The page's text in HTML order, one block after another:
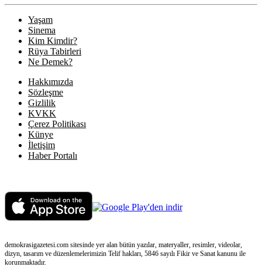
Yaşam
Sinema
Kim Kimdir?
Rüya Tabirleri
Ne Demek?
Hakkımızda
Sözleşme
Gizlilik
KVKK
Çerez Politikası
Künye
İletişim
Haber Portalı
demokrasigazetesi.com sitesinde yer alan bütün yazılar, materyaller, resimler, videolar,
dizyn, tasarım ve düzenlemelerimizin Telif hakları, 5846 sayılı Fikir ve Sanat kanunu ile
korunmaktadır.